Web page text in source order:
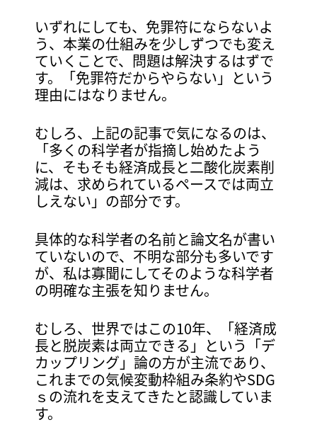
いずれにしても、免罪符にならないよ
う、本業の仕組みを少しずつでも変え
ていくことで、問題は解決するはずで
す。「免罪符だからやらない」という
理由にはなりません。
むしろ、上記の記事で気になるのは、
「多くの科学者が指摘し始めたよう
に、そもそも経済成長と二酸化炭素削
減は、求められているペースでは両立
しえない」の部分です。
具体的な科学者の名前と論文名が書い
ていないので、不明な部分も多いです
が、私は寡聞にしてそのような科学者
の明確な主張を知りません。
むしろ、世界ではこの10年、「経済成
長と脱炭素は両立できる」という「デ
カップリング」論の方が主流であり、
これまでの気候変動枠組み条約やSDG
ｓの流れを支えてきたと認識していま
す。